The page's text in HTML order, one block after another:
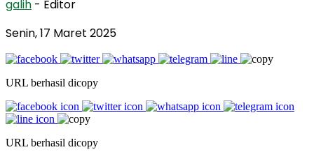
galih - Editor
Senin, 17 Maret 2025
URL berhasil dicopy
URL berhasil dicopy